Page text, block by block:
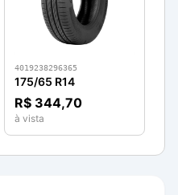
4019238296365
175/65 R14
R$ 344,70
à vista